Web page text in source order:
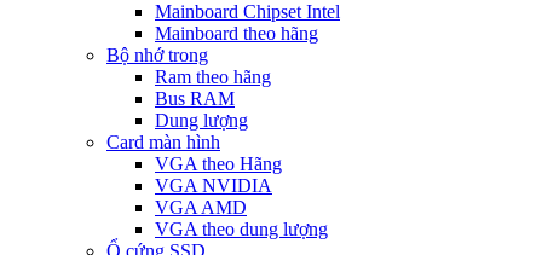
Mainboard Chipset Intel
Mainboard theo hãng
Bộ nhớ trong
Ram theo hãng
Bus RAM
Dung lượng
Card màn hình
VGA theo Hãng
VGA NVIDIA
VGA AMD
VGA theo dung lượng